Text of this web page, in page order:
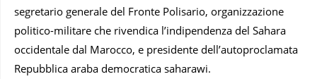
segretario generale del Fronte Polisario, organizzazione
politico-militare che rivendica l’indipendenza del Sahara
occidentale dal Marocco, e presidente dell’autoproclamata
Repubblica araba democratica saharawi.